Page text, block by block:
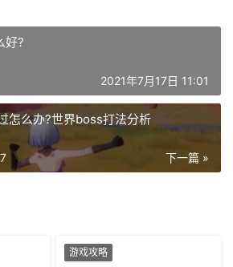
好?
2021年7月17日 11:01
怎么办?世界boss打法分析
下一篇 »
游戏攻略